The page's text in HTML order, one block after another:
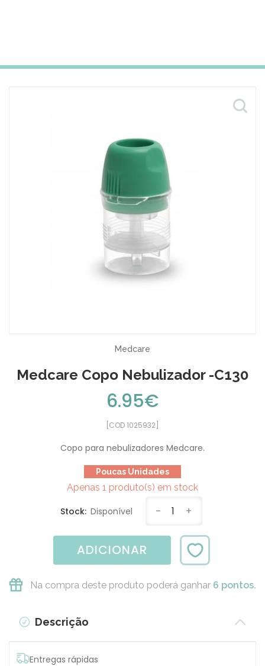
Medcare
Medcare Copo Nebulizador -C130
6.95€
[COD 1025932]
Copo para nebulizadores Medcare.
Poucas Unidades
Apenas 1 produto(s) em stock
Stock: Disponível - 1 +
ADICIONAR
Na compra deste produto poderá ganhar 6 pontos.
Descrição
Entregas rápidas